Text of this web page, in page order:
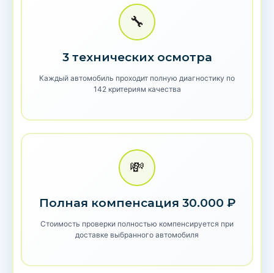
🔧
3 технических осмотра
Каждый автомобиль проходит полную диагностику по
142 критериям качества
💸
Полная компенсация 30.000 ₽
Стоимость проверки полностью компенсируется при
доставке выбранного автомобиля